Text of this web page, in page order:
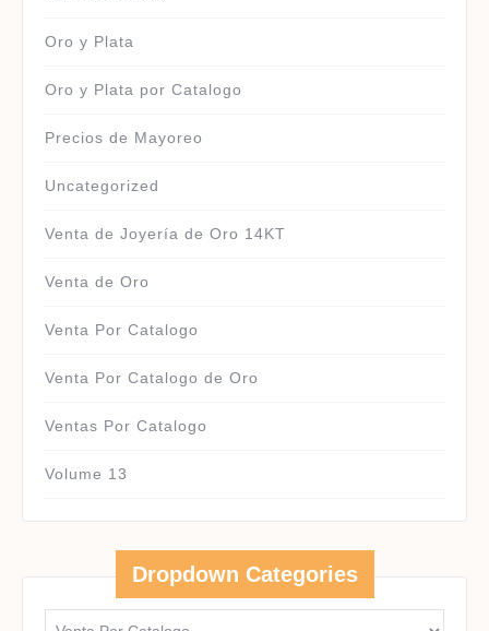
Oro y Plata
Oro y Plata por Catalogo
Precios de Mayoreo
Uncategorized
Venta de Joyería de Oro 14KT
Venta de Oro
Venta Por Catalogo
Venta Por Catalogo de Oro
Ventas Por Catalogo
Volume 13
Dropdown Categories